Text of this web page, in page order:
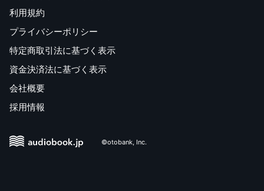
利用規約
プライバシーポリシー
特定商取引法に基づく表示
資金決済法に基づく表示
会社概要
採用情報
©otobank, Inc.